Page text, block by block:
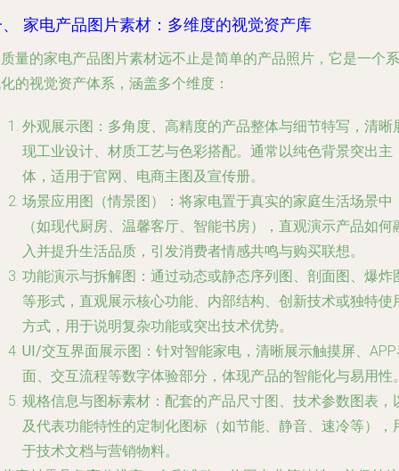
家电产品图片素材：多维度的视觉资产库
量的家电产品图片素材远不止是简单的产品照片，它是一个系
的视觉资产体系，涵盖多个维度：
外观展示图 ：多角度、高精度的产品整体与细节特写，清晰
现工业设计、材质工艺与色彩搭配。通常以纯色背景突出主
体，适用于官网、电商主图及宣传册。
场景应用图（情景图）
：将家电置于真实的家庭生活场景中
（如现代厨房、温馨客厅、智能书房），直观演示产品如何
入并提升生活品质，引发消费者情感共鸣与购买联想。
功能演示与拆解图 ：通过动态或静态序列图、剖面图、爆炸
等形式，直观展示核心功能、内部结构、创新技术或独特使
方式，用于说明复杂功能或突出技术优势。
UI/交互界面展示图 ：针对智能家电，清晰展示触摸屏、
面、交互流程等数字体验部分，体现产品的智能化与易用性
规格信息与图标素材 ：配套的产品尺寸图、技术参数图表，
及代表功能特性的定制化图标（如节能、静音、速冷等），
于技术文档与营销物料。